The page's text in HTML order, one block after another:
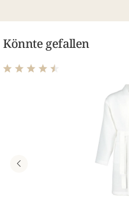
Könnte gefallen
Durchschnittliche